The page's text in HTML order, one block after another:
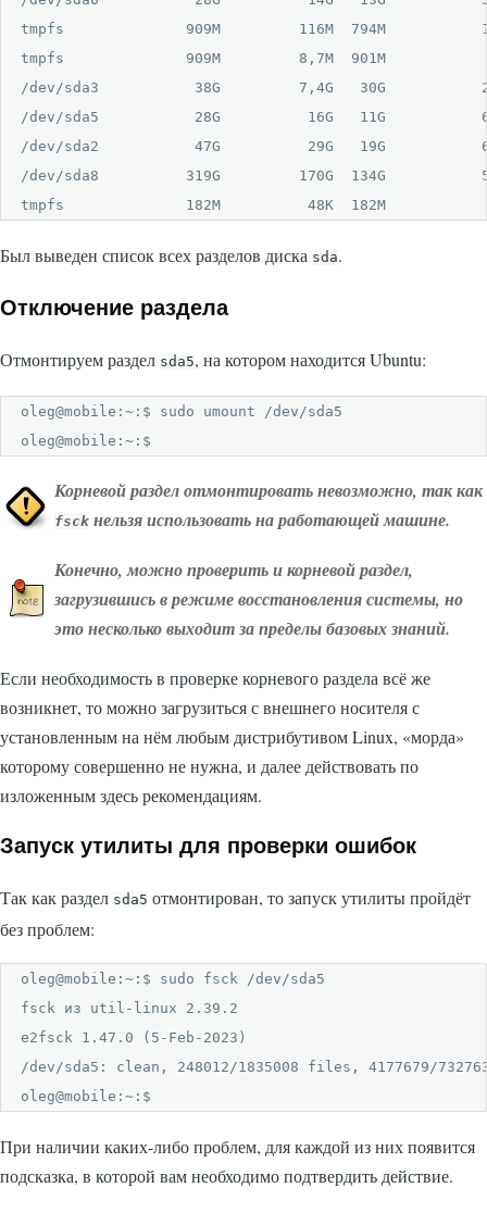
tmpfs              909M         116M  794M
tmpfs              909M         8,7M  901M
/dev/sda3           38G         7,4G   30G
/dev/sda5           28G          16G   11G
/dev/sda2           47G          29G   19G
/dev/sda8          319G         170G  134G
tmpfs              182M          48K  182M
Был выведен список всех разделов диска sda.
Отключение раздела
Отмонтируем раздел sda5, на котором находится Ubuntu:
oleg@mobile:~:$ sudo umount /dev/sda5
oleg@mobile:~:$
Корневой раздел отмонтировать невозможно, так как
fsck нельзя использовать на работающей машине.
Конечно, можно проверить и корневой раздел,
загрузившись в режиме восстановления системы, но
это несколько выходит за пределы базовых знаний.
Если необходимость в проверке корневого раздела всё же
возникнет, то можно загрузиться с внешнего носителя с
установленным на нём любым дистрибутивом Linux, «морда»
которому совершенно не нужна, и далее действовать по
изложенным здесь рекомендациям.
Запуск утилиты для проверки ошибок
Так как раздел sda5 отмонтирован, то запуск утилиты пройдёт
без проблем:
oleg@mobile:~:$ sudo fsck /dev/sda5
fsck из util-linux 2.39.2
e2fsck 1.47.0 (5-Feb-2023)
/dev/sda5: clean, 248012/1835008 files, 4177679/
oleg@mobile:~:$
При наличии каких-либо проблем, для каждой из них появится
подсказка, в которой вам необходимо подтвердить действие.